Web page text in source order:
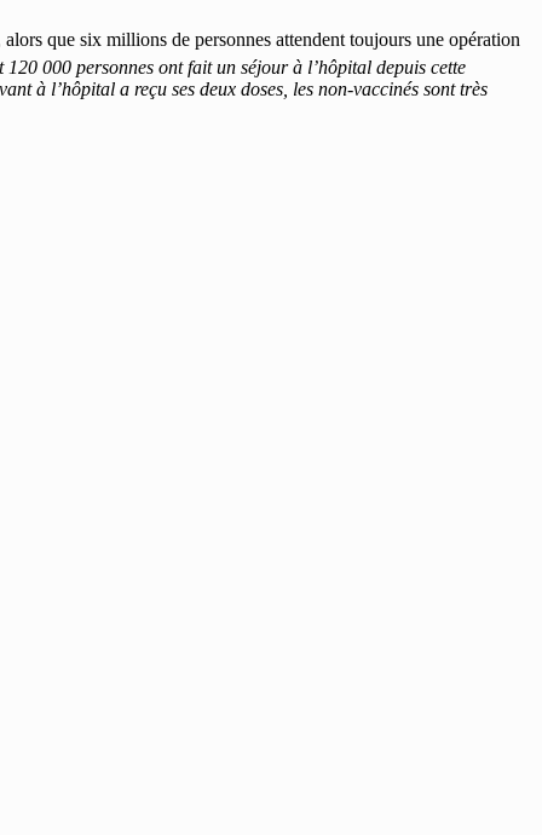
que six millions de personnes attendent toujours une opération
120 000 personnes ont fait un séjour à l’hôpital depuis cette
à l’hôpital a reçu ses deux doses, les non-vaccinés sont très